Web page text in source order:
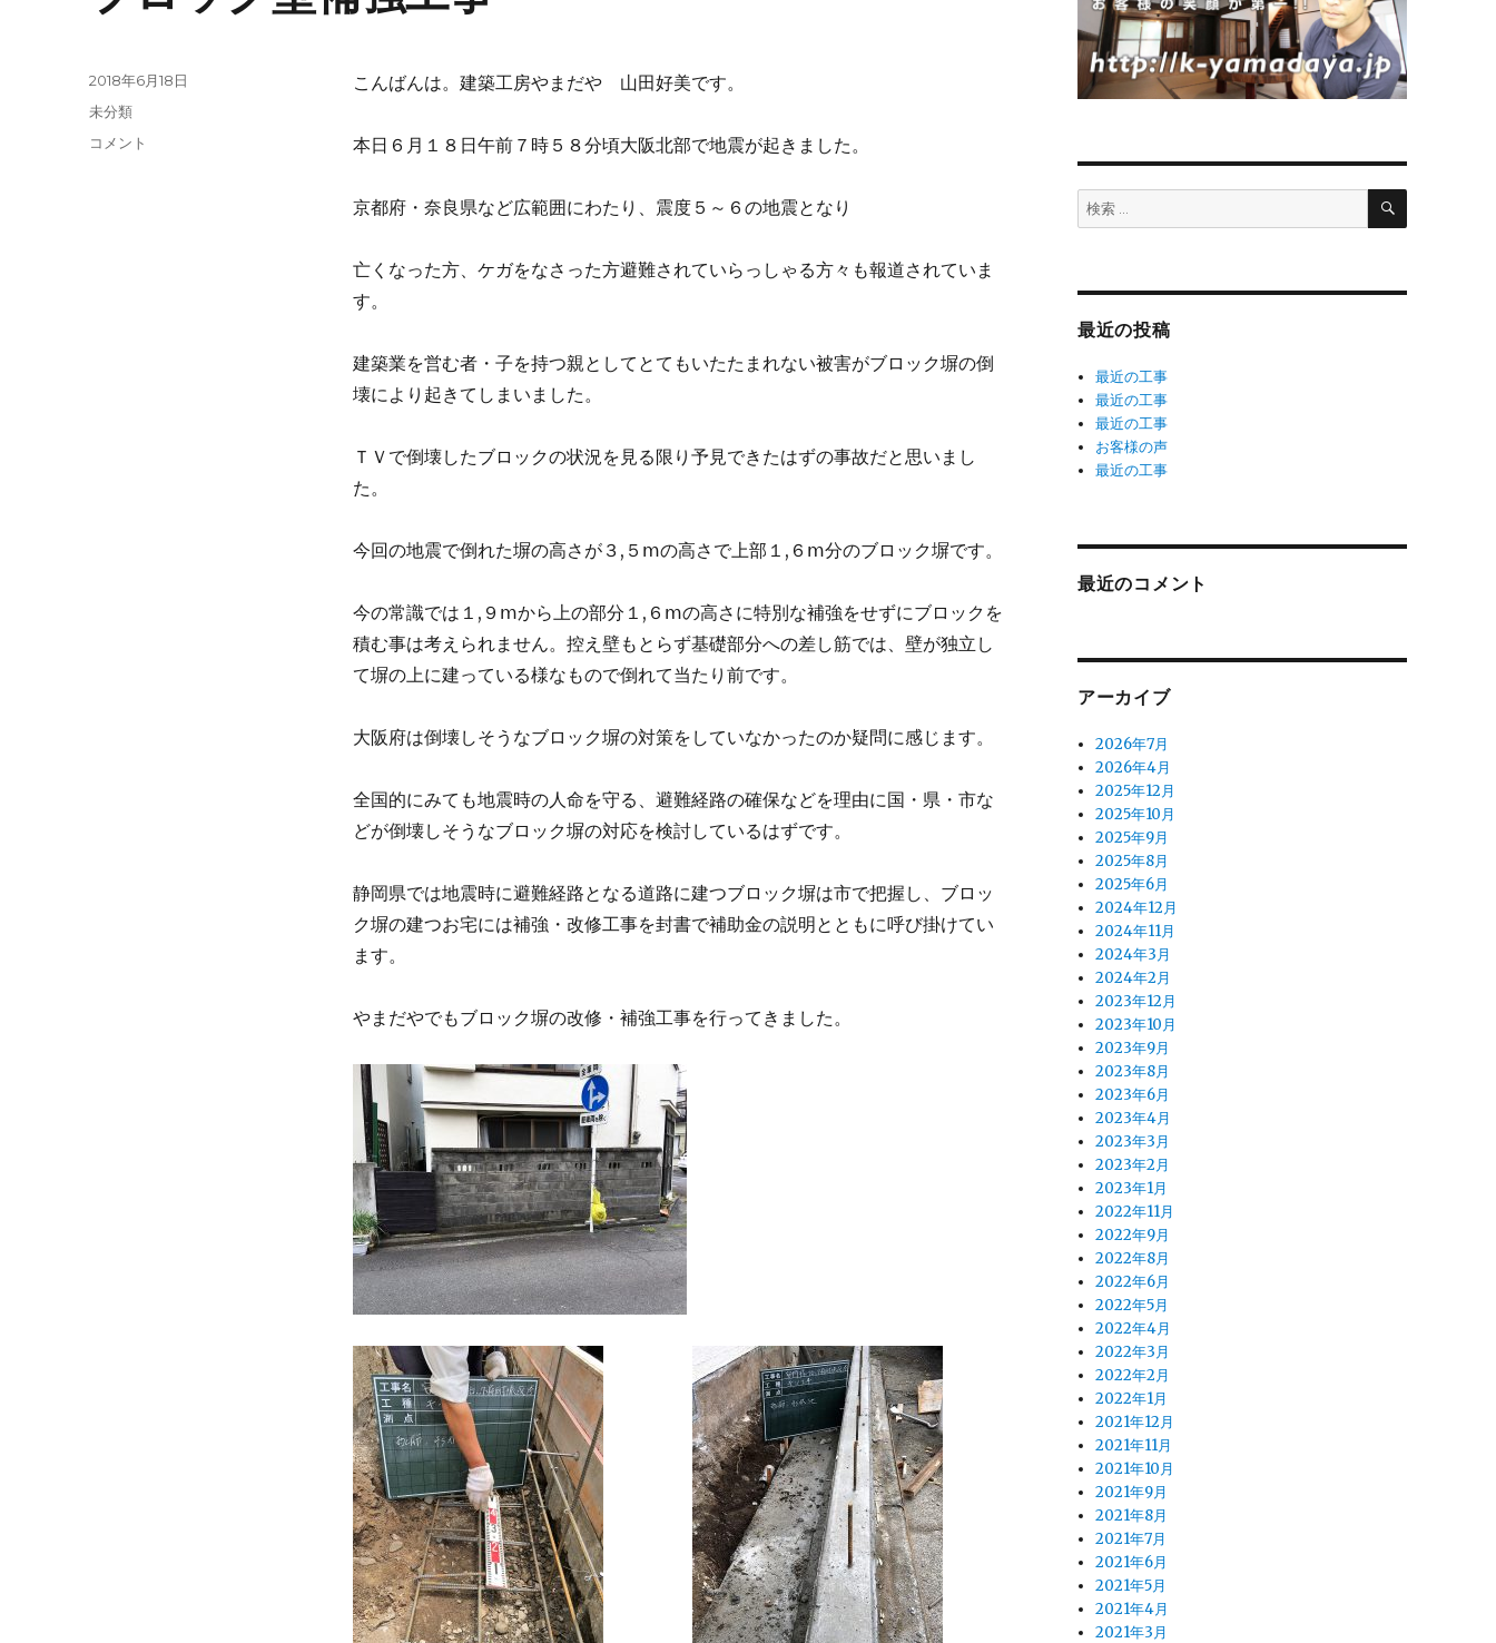
こんばんは。建築工房やまだや 山田好美です。
本日６月１８日午前７時５８分頃大阪北部で地震が起きました。
京都府・奈良県など広範囲にわたり、震度５～６の地震となり
亡くなった方、ケガをなさった方避難されていらっしゃる方々も報道されていま
す。
建築業を営む者・子を持つ親としてとてもいたたまれない被害がブロック塀の倒
壊により起きてしまいました。
ＴＶで倒壊したブロックの状況を見る限り予見できたはずの事故だと思いまし
た。
今回の地震で倒れた塀の高さが３,５ⅿの高さで上部１,６ⅿ分のブロック塀です。
今の常識では１,９ⅿから上の部分１,６ⅿの高さに特別な補強をせずにブロックを
積む事は考えられません。控え壁もとらず基礎部分への差し筋では、壁が独立し
て塀の上に建っている様なもので倒れて当たり前です。
大阪府は倒壊しそうなブロック塀の対策をしていなかったのか疑問に感じます。
全国的にみても地震時の人命を守る、避難経路の確保などを理由に国・県・市な
どが倒壊しそうなブロック塀の対応を検討しているはずです。
静岡県では地震時に避難経路となる道路に建つブロック塀は市で把握し、ブロッ
ク塀の建つお宅には補強・改修工事を封書で補助金の説明とともに呼び掛けてい
ます。
やまだやでもブロック塀の改修・補強工事を行ってきました。
投
稿
2018年6月18日
カ
未分類
ブ
コメント
検
索:
検
最近の投稿
最近の工事
最近の工事
最近の工事
お客様の声
最近の工事
最近のコメント
アーカイブ
2026年7月
2026年4月
2025年12月
2025年10月
2025年9月
2025年8月
2025年6月
2024年12月
2024年11月
2024年3月
2024年2月
2023年12月
2023年10月
2023年9月
2023年8月
2023年6月
2023年4月
2023年3月
2023年2月
2023年1月
2022年11月
2022年9月
2022年8月
2022年6月
2022年5月
2022年4月
2022年3月
2022年2月
2022年1月
2021年12月
2021年11月
2021年10月
2021年9月
2021年8月
2021年7月
2021年6月
2021年5月
2021年4月
2021年3月